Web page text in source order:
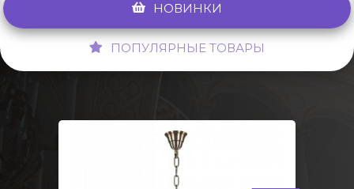
НОВИНКИ
ПОПУЛЯРНЫЕ ТОВАРЫ